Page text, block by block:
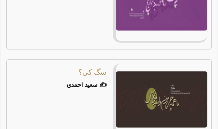
فرهنگ علوم انسانی و اسلامی
سگ کی؟
✍️ سعید احمدی